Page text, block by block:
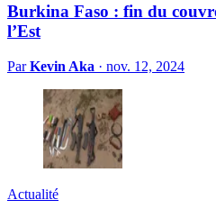
Burkina Faso : fin du
l’Est
ParKevin Aka · nov. 12, 2024
Actualité